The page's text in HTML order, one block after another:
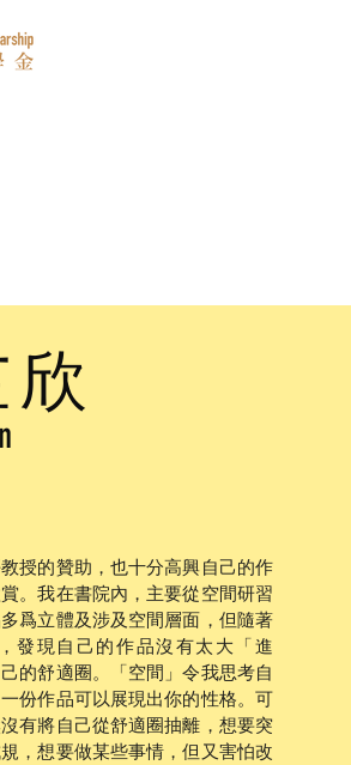
教授的贊助，也十分高興自己的作
。我在書院內，主要從空間研習
爲立體及涉及空間層面，但隨著
發現自己的作品沒有太大「進
的舒適圈。「空間」令我思考自
份作品可以展現出你的性格。可
有將自己從舒適圈抽離，想要突
，想要做某些事情，但又害怕改